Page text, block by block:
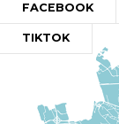
FACEBOOK
TIKTOK